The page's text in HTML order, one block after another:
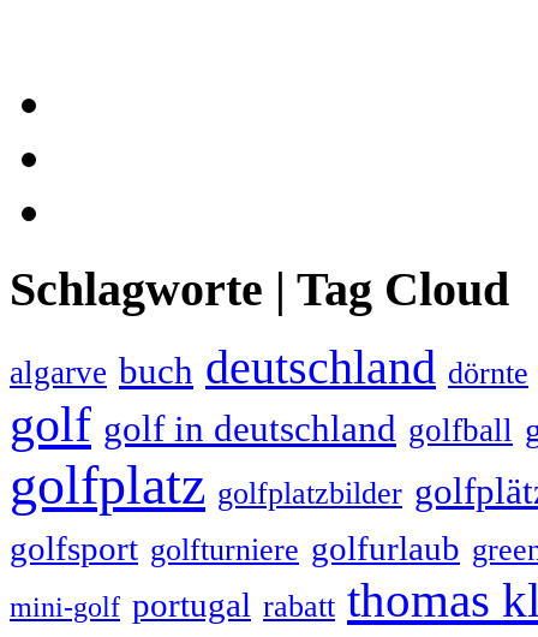
Schlagworte | Tag Cloud
algarve buch deutschland dörnte
golf golf in deutschland golfball
golfplatz golfplatzbilder
golfsport golfturniere golfurlaub
mini-golf portugal rabatt thomas